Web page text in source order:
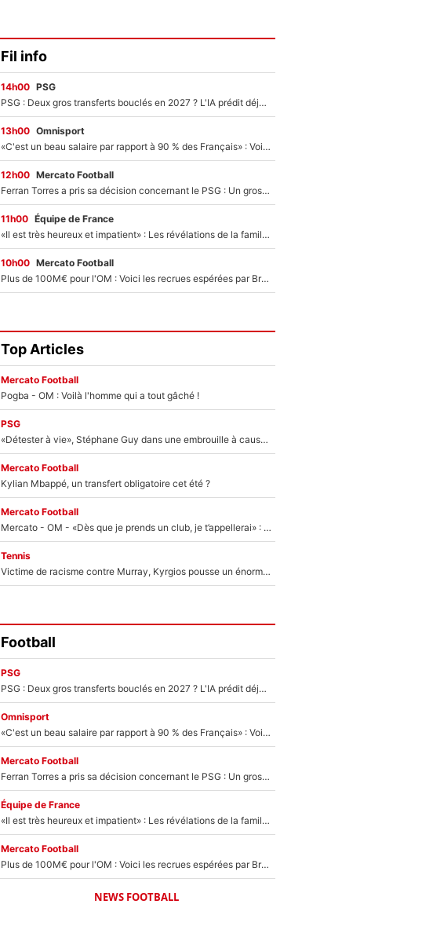
Fil info
14h00 PSG
PSG : Deux gros transferts bouclés en 2027 ? L'IA prédit déjà les deux joueurs qui pourraient rejoindre Luis Enrique !
13h00 Omnisport
«C'est un beau salaire par rapport à 90 % des Français» : Voilà combien touchait Nelson Monfort sur France Télévisions avant de rejoindre CNews
12h00 Mercato Football
Ferran Torres a pris sa décision concernant le PSG : Un gros club étranger prêt à relancer le feuilleton pour la signature du champion du monde 2026 !
11h00 Équipe de France
«Il est très heureux et impatient» : Les révélations de la famille Zidane sur sa prise de pouvoir en équipe de France !
10h00 Mercato Football
Plus de 100M€ pour l'OM : Voici les recrues espérées par Bruno Genesio et Grégory Lorenzi après l’opération dégraissage
Top Articles
Mercato Football
Pogba - OM : Voilà l'homme qui a tout gâché !
PSG
«Détester à vie», Stéphane Guy dans une embrouille à cause du PSG !
Mercato Football
Kylian Mbappé, un transfert obligatoire cet été ?
Mercato Football
Mercato - OM - «Dès que je prends un club, je t’appellerai» : La promesse de Marcelino au moment de claquer la porte
Tennis
Victime de racisme contre Murray, Kyrgios pousse un énorme coup de gueule !
Football
PSG
PSG : Deux gros transferts bouclés en 2027 ? L'IA prédit déjà les deux joueurs qui pourraient rejoindre Luis Enrique !
Omnisport
«C'est un beau salaire par rapport à 90 % des Français» : Voilà combien touchait Nelson Monfort sur France Télévisions avant de rejoindre CNews
Mercato Football
Ferran Torres a pris sa décision concernant le PSG : Un gros club étranger prêt à relancer le feuilleton pour la signature du champion du monde 2026 !
Équipe de France
«Il est très heureux et impatient» : Les révélations de la famille Zidane sur sa prise de pouvoir en équipe de France !
Mercato Football
Plus de 100M€ pour l'OM : Voici les recrues espérées par Bruno Genesio et Grégory Lorenzi après l’opération dégraissage
NEWS FOOTBALL